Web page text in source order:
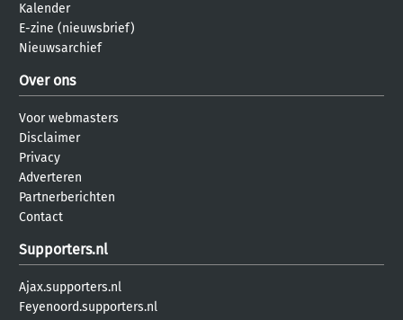
Kalender
E-zine (nieuwsbrief)
Nieuwsarchief
Over ons
Voor webmasters
Disclaimer
Privacy
Adverteren
Partnerberichten
Contact
Supporters.nl
Ajax.supporters.nl
Feyenoord.supporters.nl